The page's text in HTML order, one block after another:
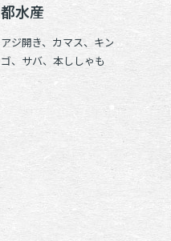
都水産
アジ開き、カマス、キンメ、ホッケ
ゴ、サバ、本ししゃも